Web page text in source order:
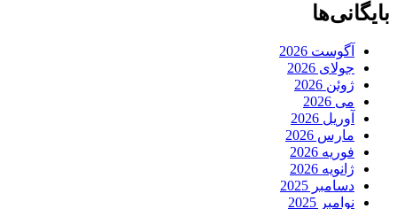
بایگانی‌ها
آگوست 2026
جولای 2026
ژوئن 2026
می 2026
آوریل 2026
مارس 2026
فوریه 2026
ژانویه 2026
دسامبر 2025
نوامبر 2025